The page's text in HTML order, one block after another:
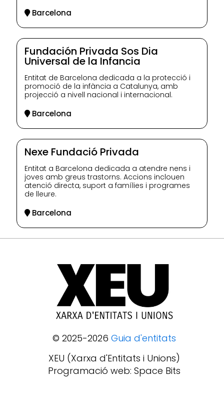
Barcelona
Fundación Privada Sos Dia
Universal de la Infancia
Entitat de Barcelona dedicada a la protecció i
promoció de la infància a Catalunya, amb
projecció a nivell nacional i internacional.
Barcelona
Nexe Fundació Privada
Entitat a Barcelona dedicada a atendre nens i
joves amb greus trastorns. Accions inclouen
atenció directa, suport a famílies i programes
de lleure.
Barcelona
© 2025-2026 Guia d'entitats
XEU (Xarxa d'Entitats i Unions)
Programació web: Space Bits